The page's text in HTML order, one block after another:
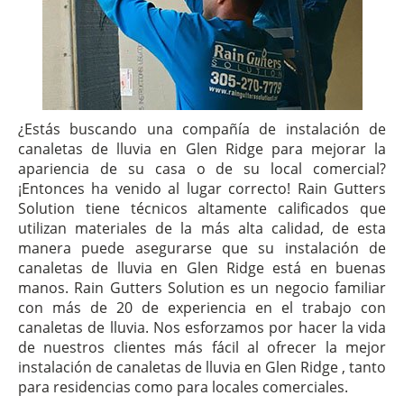
¿Estás buscando una compañía de instalación de
canaletas de lluvia en Glen Ridge para mejorar la
apariencia de su casa o de su local comercial?
¡Entonces ha venido al lugar correcto! Rain Gutters
Solution tiene técnicos altamente calificados que
utilizan materiales de la más alta calidad, de esta
manera puede asegurarse que su instalación de
canaletas de lluvia en Glen Ridge está en buenas
manos. Rain Gutters Solution es un negocio familiar
con más de 20 de experiencia en el trabajo con
canaletas de lluvia. Nos esforzamos por hacer la vida
de nuestros clientes más fácil al ofrecer la mejor
instalación de canaletas de lluvia en Glen Ridge , tanto
para residencias como para locales comerciales.